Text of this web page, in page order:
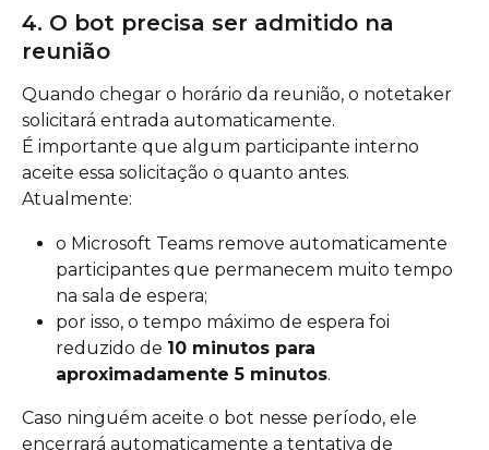
4. O bot precisa ser admitido na
reunião
Quando chegar o horário da reunião, o notetaker
solicitará entrada automaticamente.
É importante que algum participante interno
aceite essa solicitação o quanto antes.
Atualmente:
o Microsoft Teams remove automaticamente
participantes que permanecem muito tempo
na sala de espera;
por isso, o tempo máximo de espera foi
reduzido de 10 minutos para
aproximadamente 5 minutos.
Caso ninguém aceite o bot nesse período, ele
encerrará automaticamente a tentativa de